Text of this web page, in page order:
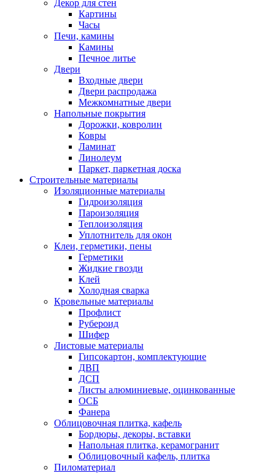
Декор для стен
Картины
Часы
Печи, камины
Камины
Печное литье
Двери
Входные двери
Двери распродажа
Межкомнатные двери
Напольные покрытия
Дорожки, ковролин
Ковры
Ламинат
Линолеум
Паркет, паркетная доска
Строительные материалы
Изоляционные материалы
Гидроизоляция
Пароизоляция
Теплоизоляция
Уплотнитель для окон
Клеи, герметики, пены
Герметики
Жидкие гвозди
Клей
Холодная сварка
Кровельные материалы
Профлист
Рубероид
Шифер
Листовые материалы
Гипсокартон, комплектующие
ДВП
ДСП
Листы алюминиевые, оцинкованные
ОСБ
Фанера
Облицовочная плитка, кафель
Бордюры, декоры, вставки
Напольная плитка, керамогранит
Облицовочный кафель, плитка
Пиломатериал